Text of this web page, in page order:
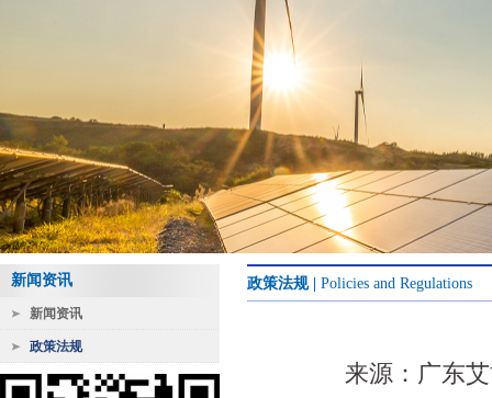
新闻资讯
新闻资讯
政策法规
政策法规 Policies and Regulations
来源：广东